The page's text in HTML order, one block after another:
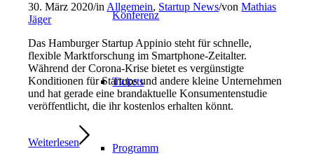
Konferenz
Tickets
Programm
30. März 2020/in Allgemein, Startup News/vonMathias
Jäger
Das Hamburger Startup Appinio steht für schnelle,
flexible Marktforschung im Smartphone-Zeitalter.
Während der Corona-Krise bietet es vergünstigte
Konditionen für Startups und andere kleine Unternehmen
und hat gerade eine brandaktuelle Konsumentenstudie
veröffentlicht, die ihr kostenlos erhalten könnt.
Weiterlesen